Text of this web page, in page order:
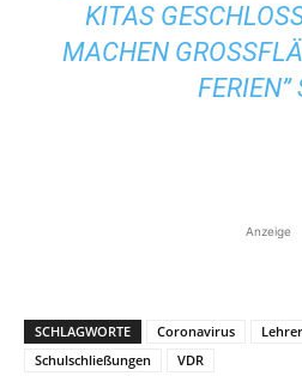
KITAS
MACHEN
ERIEN”
Anzeige
SCHLAGWORTE Coronavirus Lehrer
Schulschließungen
VDR